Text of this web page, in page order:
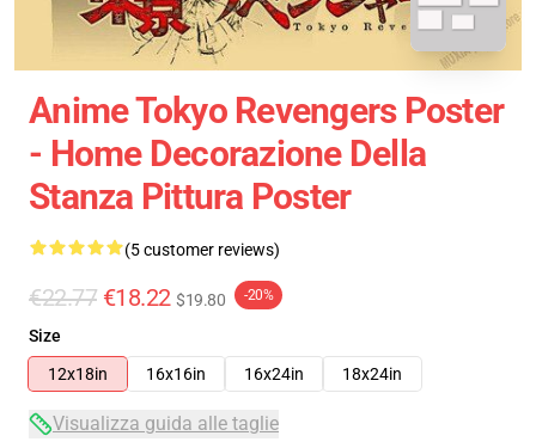
Anime Tokyo Revengers Poster
- Home Decorazione Della
Stanza Pittura Poster
(5 customer reviews)
€22.77 €18.22 $19.80 -20%
Size
12x18in
16x16in 16x24in 18x24in
Visualizza guida alle taglie